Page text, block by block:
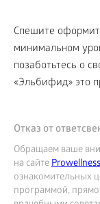
Спешите
минимальном
позаботьтесь о
«Эльбифид» это
Отказ от
Обращаем ваше
на сайтеProwellness
ознакомительных
программой,